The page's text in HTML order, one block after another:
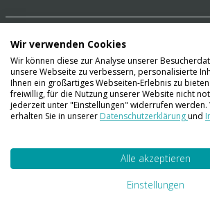
Über 40.000 Artikel auf
Lager
Wir verwenden Cookies
Wir können diese zur Analyse unserer
unsere Webseite zu verbessern, personalisierte
Ihnen ein großartiges Webseiten-Erlebnis zu
freiwillig, für die Nutzung unserer Website nicht
jederzeit unter "Einstellungen" widerrufen
erhalten Sie in unserer Datenschutzerklärungund
Alle akzeptieren
Einstellungen